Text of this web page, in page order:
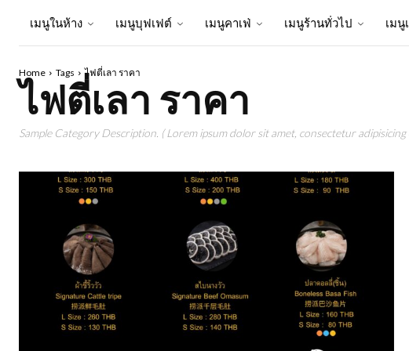
เมนูในห้าง เมนูบุฟเฟต์ เมนูคาเฟ่ เมนูร้านทั่วไป เมนู
Home Tags ไฟตี่เลา ราคา
ไฟตี่เลา ราคา
Sample Category Description. ( Lorem ipsum dolor sit amet, consectetur